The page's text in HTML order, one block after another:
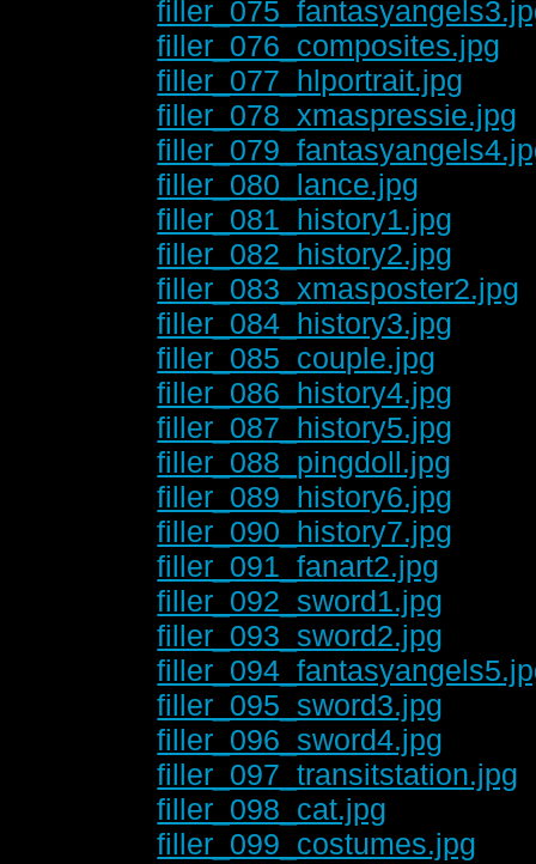
filler_076_composites.jpg
filler_077_hlportrait.jpg
filler_078_xmaspressie.jpg
filler_080_lance.jpg
filler_081_history1.jpg
filler_082_history2.jpg
filler_083_xmasposter2.jpg
filler_084_history3.jpg
filler_085_couple.jpg
filler_086_history4.jpg
filler_087_history5.jpg
filler_088_pingdoll.jpg
filler_089_history6.jpg
filler_090_history7.jpg
filler_091_fanart2.jpg
filler_092_sword1.jpg
filler_093_sword2.jpg
filler_095_sword3.jpg
filler_096_sword4.jpg
filler_097_transitstation.jpg
filler_098_cat.jpg
filler_099_costumes.jpg